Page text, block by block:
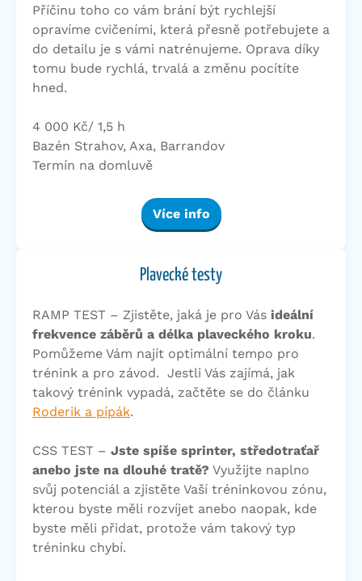
Příčinu toho co vám brání být rychlejší
opravíme cvičeními, která přesně potřebujete a
do detailu je s vámi natrénujeme. Oprava díky
tomu bude rychlá, trvalá a změnu pocítíte
hned.
4 000 Kč/ 1,5 h
Bazén Strahov, Axa, Barrandov
Termín na domluvě
Více info
Plavecké testy
RAMP TEST – Zjistěte, jaká je pro Vás ideální
frekvence záběrů a délka plaveckého kroku.
Pomůžeme Vám najít optimální tempo pro
trénink a pro závod. Jestli Vás zajímá, jak
takový trénink vypadá, začtěte se do článku
Roderik a pípák.
CSS TEST – Jste spíše sprinter, středotraťař
anebo jste na dlouhé tratě? Využijte naplno
svůj potenciál a zjistěte Vaší tréninkovou zónu,
kterou byste měli rozvíjet anebo naopak, kde
byste měli přidat, protože vám takový typ
tréninku chybí.